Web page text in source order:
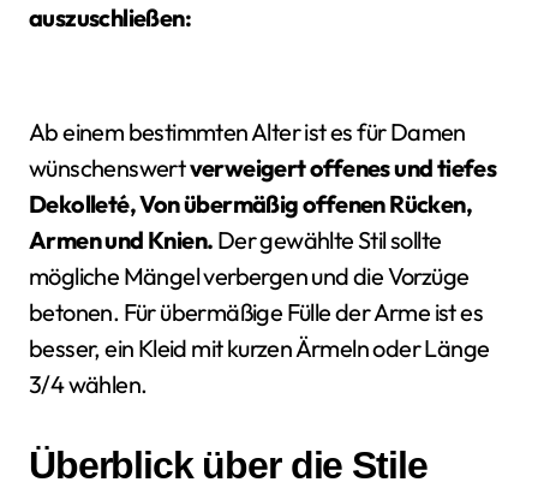
auszuschließen:
Ab einem bestimmten Alter ist es für Damen
wünschenswertverweigert offenes und tiefes
Dekolleté,Von übermäßig offenen Rücken,
Armen und Knien. Der gewählte Stil sollte
mögliche Mängel verbergen und die Vorzüge
betonen. Für übermäßige Fülle der Arme ist es
besser, ein Kleid mit kurzen Ärmeln oder Länge
3/4 wählen.
Überblick über die Stile